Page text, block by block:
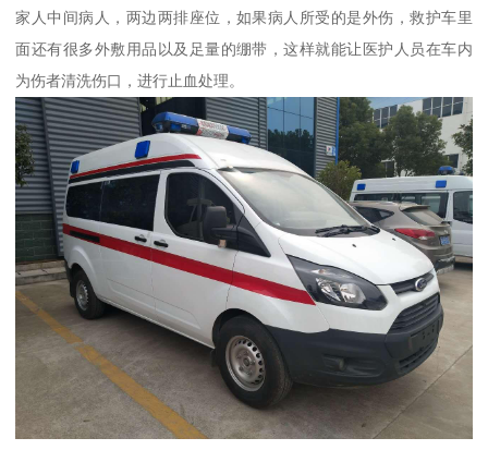
家人中间病人，两边两排座位，如果病人所受的是外伤，救护车里
面还有很多外敷用品以及足量的绷带，这样就能让医护人员在车内
为伤者清洗伤口，进行止血处理。